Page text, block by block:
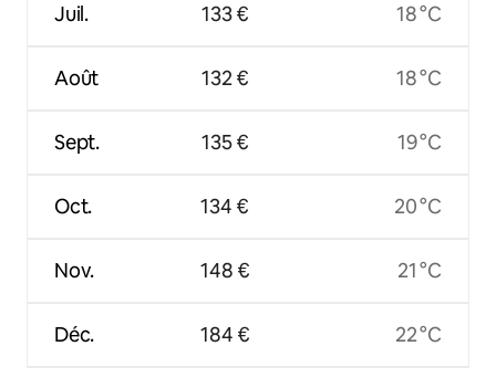
Juil.
Août
Sept.
Oct.
Nov.
Déc.
133 €
132 €
135 €
134 €
148 €
184 €
18 °C
18 °C
19 °C
20 °C
21 °C
22 °C